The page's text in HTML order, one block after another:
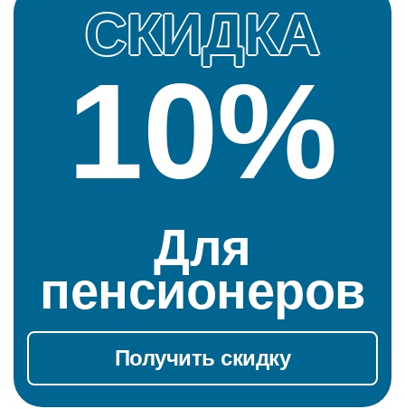
СКИДКА
10%
Для
пенсионеров
Получить скидку